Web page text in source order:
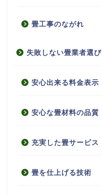
畳工事のながれ
失敗しない畳業者選び
安心出来る料金表示
安心な畳材料の品質
充実した畳サービス
畳を仕上げる技術